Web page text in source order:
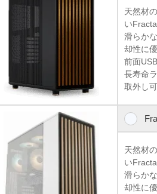
天然材
い
滑らか
却性に
前面
長寿命
取外し
天然材
い
滑らか
却性に